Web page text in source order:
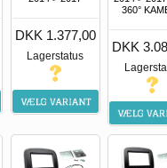
DKK 1.377,00
Lagerstatus
360°
DKK